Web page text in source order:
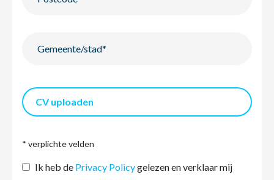
CV uploaden
* verplichte velden
Ik heb de Privacy Policygelezen en verklaar mij